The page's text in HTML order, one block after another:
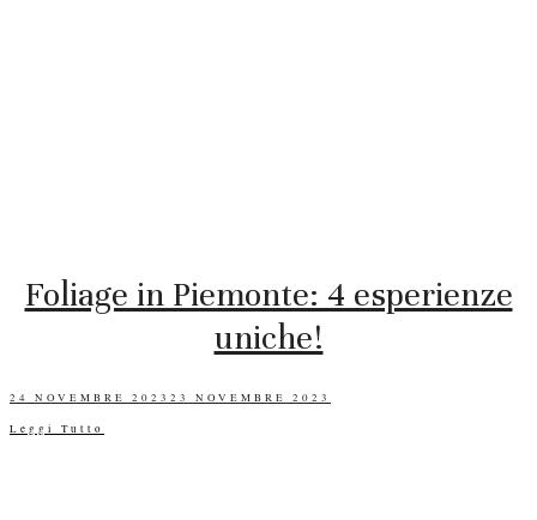
Foliage in Piemonte: 4 esperienze
uniche!
POSTED
24 NOVEMBRE 2023 23 NOVEMBRE 2023
Leggi Tutto